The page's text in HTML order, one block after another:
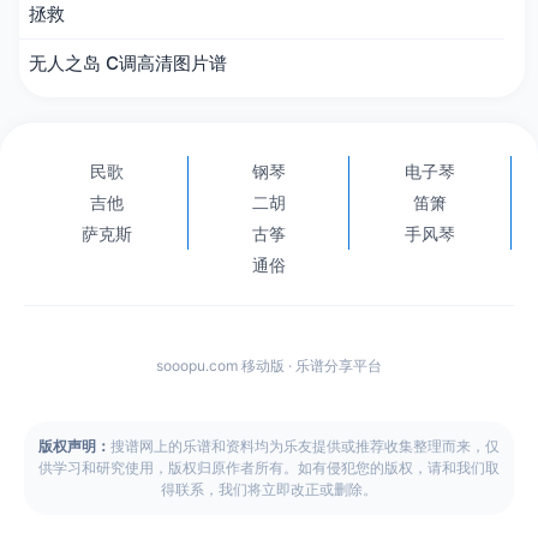
拯救
无人之岛 C调高清图片谱
民歌 钢琴
电子琴
吉他
二胡
笛箫
萨克斯
古筝
手风琴
通俗
sooopu.com 移动版 · 乐谱分享平台
版权声明： 搜谱网上的乐谱和资料均为乐友提供或推荐收集整理而来，仅
供学习和研究使用，版权归原作者所有。如有侵犯您的版权，请和我们取
得联系，我们将立即改正或删除。